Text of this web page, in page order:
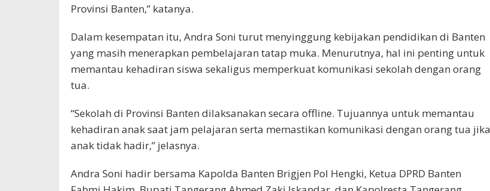
Provinsi Banten,” katanya.
Dalam kesempatan itu, Andra Soni turut menyinggung kebijakan pendidikan di Banten
yang masih menerapkan pembelajaran tatap muka. Menurutnya, hal ini penting untuk
memantau kehadiran siswa sekaligus memperkuat komunikasi sekolah dengan orang
tua.
“Sekolah di Provinsi Banten dilaksanakan secara offline. Tujuannya untuk memantau
kehadiran anak saat jam pelajaran serta memastikan komunikasi dengan orang tua jika
anak tidak hadir,” jelasnya.
Andra Soni hadir bersama Kapolda Banten Brigjen Pol Hengki, Ketua DPRD Banten